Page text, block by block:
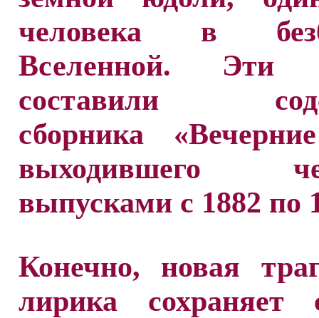
человека в
Вселенной. Эти
составили
сборника
выходившего
выпусками с 1882 по
Конечно, новая
лирика сохраняет